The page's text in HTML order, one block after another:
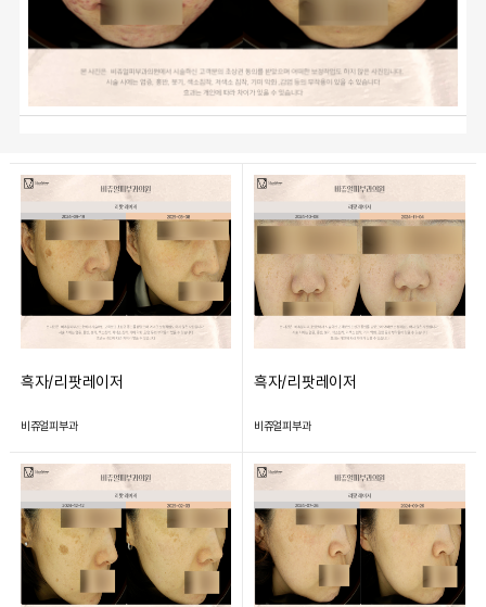
흑자/리팟레이저
비쥬얼피부과
흑자/리팟레이저
비쥬얼피부과